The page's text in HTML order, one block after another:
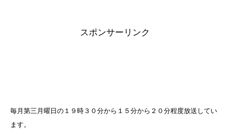
スポンサーリンク
毎月第三月曜日の１９時３０分から１５分から２０分程度放送してい
ます。